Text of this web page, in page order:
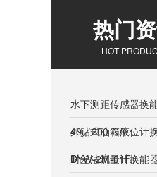
200-NA
热门
HOT
水下测距传感器换
40／200-NA...
外贴式油箱液位计
DYW-2M-01F...
时差法流量计换能